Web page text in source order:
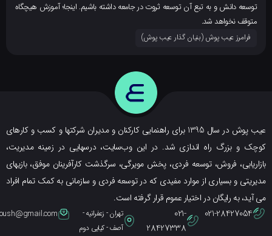
دانش و به تبع آن توسعه ثروت در جامعه داشته باشیم. اینجا؛ آموزش هیچگاه
نخواهد شد.
فرامرز عیب پوش (بنیان گذار عیب پوش​)
عیب پوش در سال 1395 برای راهنمایی کارکنان و مدیران شرکتها و کسب و کارهای
و بزرگ راه اندازی شد. در این وب‌سایت، درسهایی در زمینه مدیریت،
فروش، توسعه فردی، پخش مویرگی، سرگذشت کارآفرینان موفق، بازیهای
و بسیاری از موارد مفیدی که در توسعه فردی و سازمانی به کمک تمام افراد
به رایگان در اختیار عموم قرار گرفته است.
021-28427054
021-
28427338
تهران - زعفرانیه -
آصف - کیایی دوم
eybpoush@gmail.com